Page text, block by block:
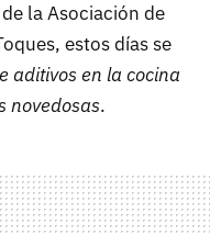
la Asociación de
estos días se
aditivos en la cocina
novedosas.